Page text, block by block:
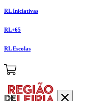
RL Iniciativas
RL+65
RL Escolas